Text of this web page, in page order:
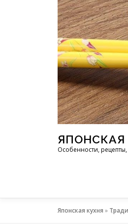
Перейти к содержимому
ЯПОНСКАЯ
Особенности,
Японская кухня »